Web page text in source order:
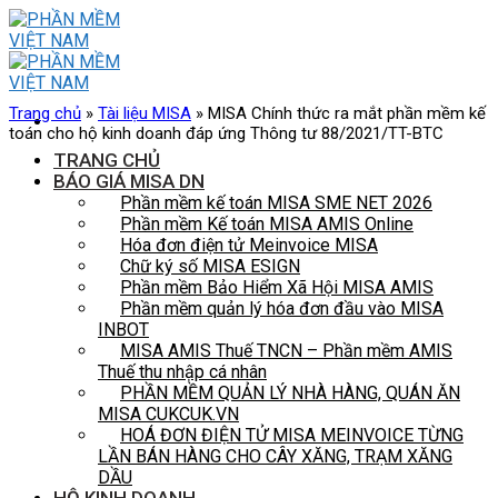
Skip
to
content
TRANG CHỦ
BÁO GIÁ MISA DN
Phần mềm kế toán MISA SME NET 2026
Phần mềm Kế toán MISA AMIS Online
Hóa đơn điện tử Meinvoice MISA
Chữ ký số MISA ESIGN
Phần mềm Bảo Hiểm Xã Hội MISA AMIS
Phần mềm quản lý hóa đơn đầu vào MISA
INBOT
MISA AMIS Thuế TNCN – Phần mềm AMIS
Thuế thu nhập cá nhân
PHẦN MỀM QUẢN LÝ NHÀ HÀNG, QUÁN ĂN
MISA CUKCUK.VN
HOÁ ĐƠN ĐIỆN TỬ MISA MEINVOICE TỪNG
LẦN BÁN HÀNG CHO CÂY XĂNG, TRẠM XĂNG
DẦU
Trang chủ » Tài liệu MISA » MISA Chính thức ra mắt phần mềm kế
toán cho hộ kinh doanh đáp ứng Thông tư 88/2021/TT-BTC